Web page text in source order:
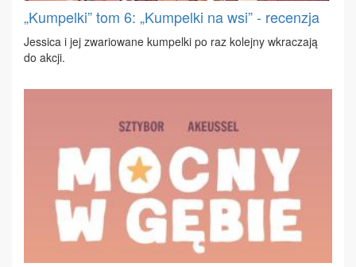
„Kumpelki” tom 6: „Kumpelki na wsi” - recenzja
Jes­si­ca i jej zwa­rio­wa­ne kum­pel­ki po raz ko­lej­ny wkra­cza­ją
do ak­cji.